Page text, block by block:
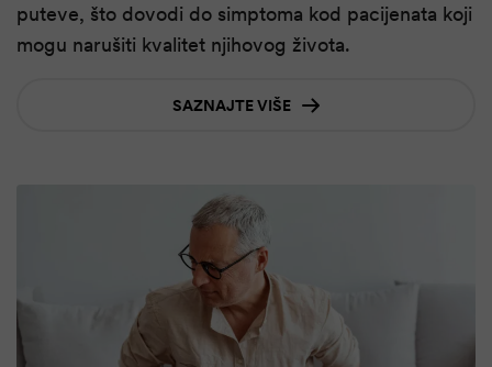
puteve, što dovodi do simptoma kod pacijenata koji
mogu narušiti kvalitet njihovog života.
SAZNAJTE VIŠE